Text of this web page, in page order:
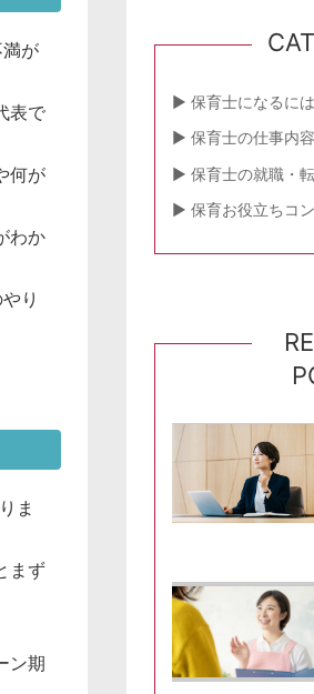
が
表で
何が
わか
り
ま
まず
ン期
保育士になるには
保育士の仕事内容
保育士の就職・
保育お役立ちコ